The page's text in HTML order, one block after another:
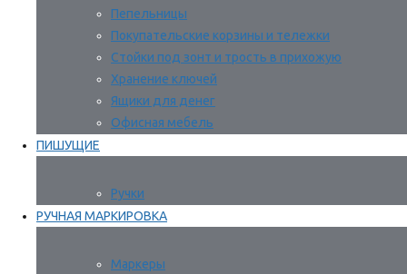
Пепельницы
Покупательские корзины и тележки
Стойки под зонт и трость в прихожую
Хранение ключей
Ящики для денег
Офисная мебель
ПИШУЩИЕ
Ручки
РУЧНАЯ МАРКИРОВКА
Маркеры